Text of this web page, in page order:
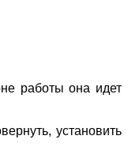
работы она идет
установить